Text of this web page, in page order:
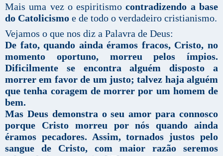
Mais uma vez o espiritismocontradizendo a base
do Catolicismo e de todo o verdadeiro cristianismo.
Vejamos o que nos diz a Palavra de Deus:
De fato, quando ainda éramos fracos, Cristo, no
momento oportuno, morreu pelos ímpios.
Dificilmente se encontra alguém disposto a
morrer em favor de um justo; talvez haja alguém
que tenha coragem de morrer por um homem de
bem.
Mas Deus demonstra o seu amor para connosco
porque Cristo morreu por nós quando ainda
éramos pecadores. Assim, tornados justos pelo
sangue de Cristo, com maior razão seremos